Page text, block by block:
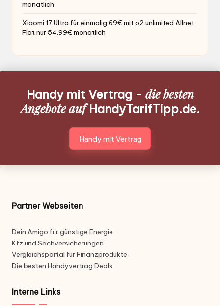
monatlich
Xiaomi 17 Ultra für einmalig 69€ mit o2 unlimited Allnet
Flat nur 54.99€ monatlich
Handy mit Vertrag - die besten
Angebote aufHandyTarifTipp.de.
Handy mit Vertrag
Partner Webseiten
Dein Amigo für günstige Energie
Kfz und Sachversicherungen
Vergleichsportal für Finanzprodukte
Die besten Handyvertrag Deals
Interne Links